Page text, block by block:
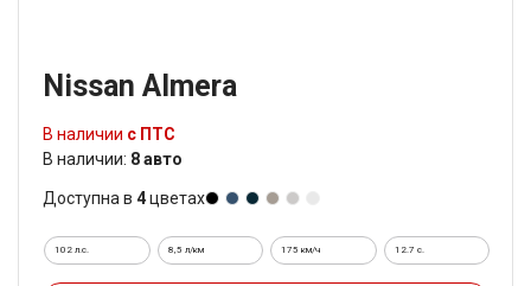
Nissan Almera
В наличии с ПТС
В наличии: 8 авто
Доступна в 4цветах
102 л.с. 8,5 л/км 175 км/ч 12.7 c.